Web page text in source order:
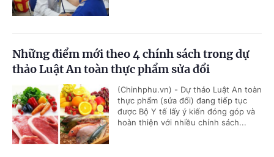
Những điểm mới theo 4 chính sách trong dự
thảo Luật An toàn thực phẩm sửa đổi
(Chinhphu.vn) - Dự thảo Luật An toàn
thực phẩm (sửa đổi) đang tiếp tục
được Bộ Y tế lấy ý kiến đóng góp và
hoàn thiện với nhiều chính sách...